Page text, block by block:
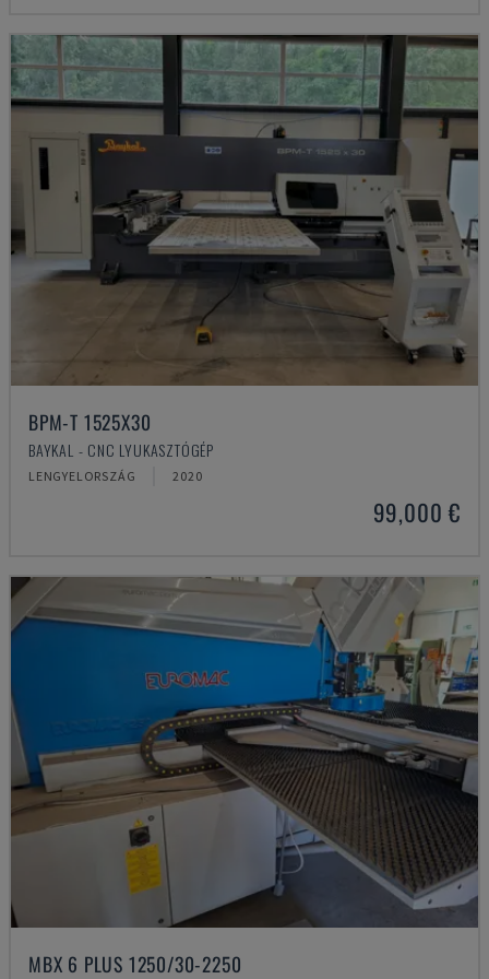
BPM-T 1525X30
BAYKAL - CNC LYUKASZTÓGÉP
LENGYELORSZÁG 2020
99,000 €
MBX 6 PLUS 1250/30-2250